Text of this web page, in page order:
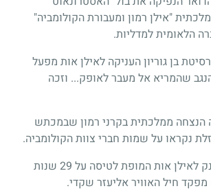
"אילן רמון ומעבורת הקולומביה"
הלאומית למדליות.
אוניברסיטת בן גוריון העניקה לאילן אות מפעל
שהמריא אל מעבר לאופק... וזכה
נעשתה הנצחה ממלכתית בקרני רמון שבמכתש
נקראו על שמות חברי צוות הקולומביה.
ב-19.11.2006 הוענק לאילן אות המופת לטיסה על 29 שנות
חיל האוויר אליעזר שקדי.